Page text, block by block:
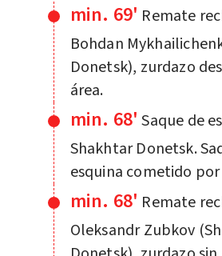
min. 69' Remate
Bohdan
Donetsk), zurdazo
área.
min. 68' Saque de
Shakhtar Donetsk.
esquina cometido
min. 68' Remate
Oleksandr Zubkov